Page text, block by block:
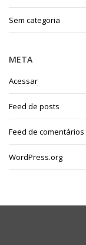
Sem categoria
META
Acessar
Feed de posts
Feed de comentários
WordPress.org